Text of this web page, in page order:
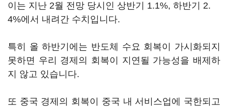
이는 지난 2월 전망 당시인 상반기 1.1%, 하반기 2.
4%에서 내려간 수치입니다.
특히 올 하반기에는 반도체 수요 회복이 가시화되지
못하면 우리 경제의 회복이 지연될 가능성을 배제하
지 않고 있습니다.
또 중국 경제의 회복이 중국 내 서비스업에 국한되고